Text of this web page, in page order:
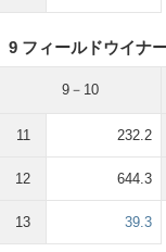
9 フィールドウイナ
9－10
11 232.2
12 644.3
13 39.3